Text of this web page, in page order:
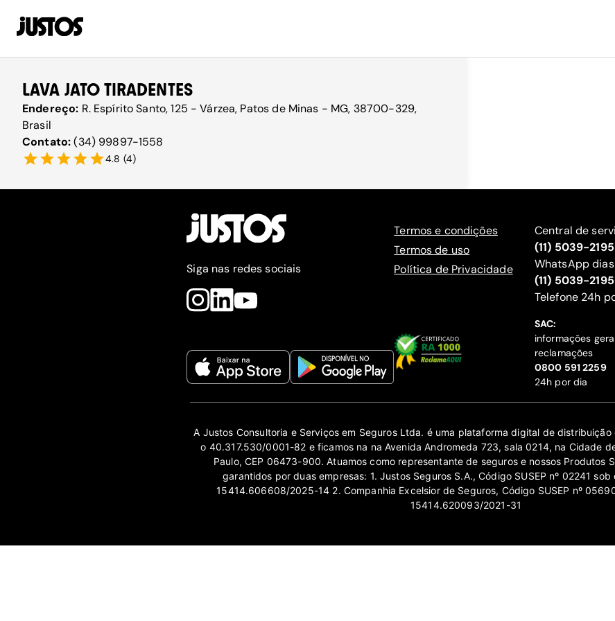
LAVA JATO TIRADENTES
Endereço: R. Espírito Santo, 125 - Várzea, Patos de Minas - MG, 38700-329,
Brasil
Contato:(34) 99897-1558
4.8 (4)
Siga nas redes sociais
Termos e condições
Termos de uso
Política de Privacidade
Central de
(11) 5039-2195
WhatsApp
(11) 5039-2195
‍Telefone 24h
SAC:
informações
reclamações
‍0800 591 2259
24h por dia
A Justos Consultoria e Serviços em Seguros Ltda. é uma plataforma digital de distribuição
o 40.317.530/0001-82 e ficamos na na Avenida Andromeda 723, sala 0214, na Cidade
Paulo, CEP 06473-900. Atuamos como representante de seguros e nossos Produtos
garantidos por duas empresas: 1. Justos Seguros S.A., Código SUSEP nº 02241 sob
15414.606608/2025-14 2. Companhia Excelsior de Seguros, Código SUSEP nº
15414.620093/2021-31